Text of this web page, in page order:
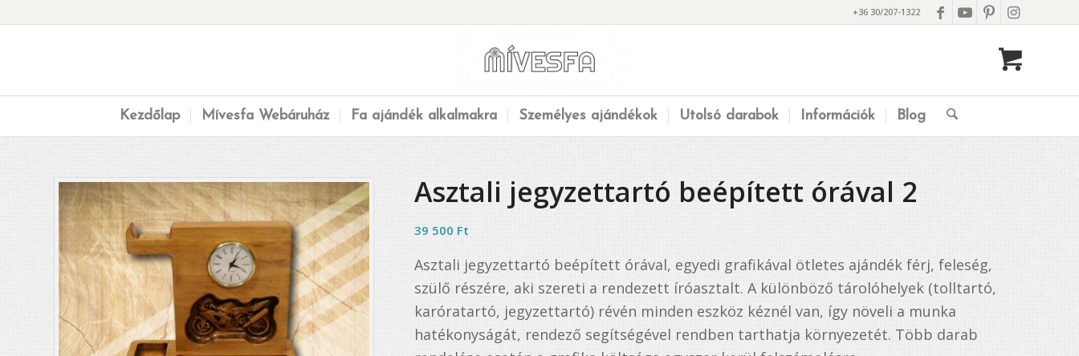
+36 30/207-1322
Kezdőlap Mívesfa Webáruház Fa ajándék alkalmakra Személyes ajándékok Utolsó darabok Információk Blog
Asztali jegyzettartó beépített órával 2
39 500 Ft
Asztali jegyzettartó beépített órával, egyedi grafikával ötletes ajándék férj, feleség,
szülő részére, aki szereti a rendezett íróasztalt. A különböző tárolóhelyek (tolltartó,
karóratartó, jegyzettartó) révén minden eszköz kéznél van, így növeli a munka
hatékonyságát, rendező segítségével rendben tarthatja környezetét. Több darab